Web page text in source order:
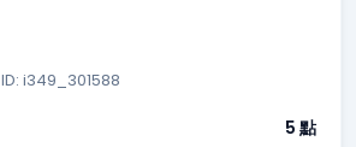
ID: i349_301588
5 點